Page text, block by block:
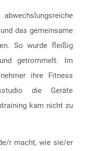
das gemeinsame
So wurde fleißig
getrommelt. Im
ihre Fitness
die Geräte
kam nicht zu
r macht, wie sie/er